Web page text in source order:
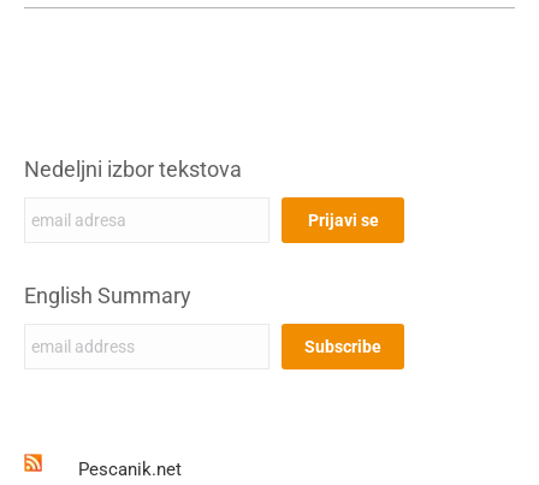
Nedeljni izbor tekstova
English Summary
Pescanik.net